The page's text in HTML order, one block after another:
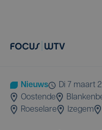
Nieuws
di 7 maart
Oostende
Roeselare
Izegem